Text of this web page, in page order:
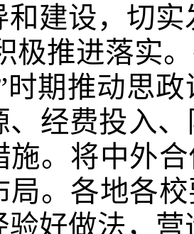
和建设，切
极推进落实
时期推动思
、经费投入
施。将中外
局。各地各
验好做法，